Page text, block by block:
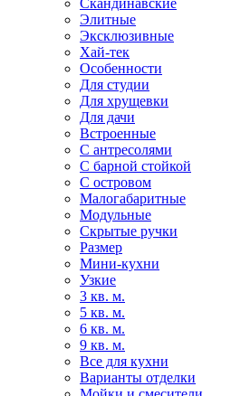
Скандинавские
Элитные
Эксклюзивные
Хай-тек
Особенности
Для студии
Для хрущевки
Для дачи
Встроенные
С антресолями
С барной стойкой
С островом
Малогабаритные
Модульные
Скрытые ручки
Размер
Мини-кухни
Узкие
3 кв. м.
5 кв. м.
6 кв. м.
9 кв. м.
Все для кухни
Варианты отделки